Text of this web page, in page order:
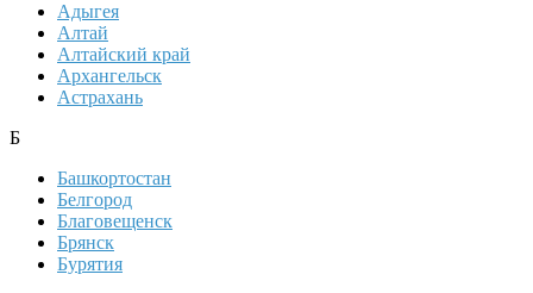
Адыгея
Алтай
Алтайский край
Архангельск
Астрахань
Б
Башкортостан
Белгород
Благовещенск
Брянск
Бурятия